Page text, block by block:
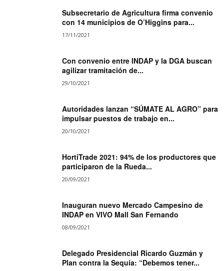
Subsecretario de Agricultura firma convenio
con 14 municipios de O’Higgins para...
17/11/2021
Con convenio entre INDAP y la DGA buscan
agilizar tramitación de...
29/10/2021
Autoridades lanzan “SÚMATE AL AGRO” para
impulsar puestos de trabajo en...
20/10/2021
HortiTrade 2021: 94% de los productores que
participaron de la Rueda...
20/09/2021
Inauguran nuevo Mercado Campesino de
INDAP en VIVO Mall San Fernando
08/09/2021
Delegado Presidencial Ricardo Guzmán y
Plan contra la Sequía: “Debemos tener...